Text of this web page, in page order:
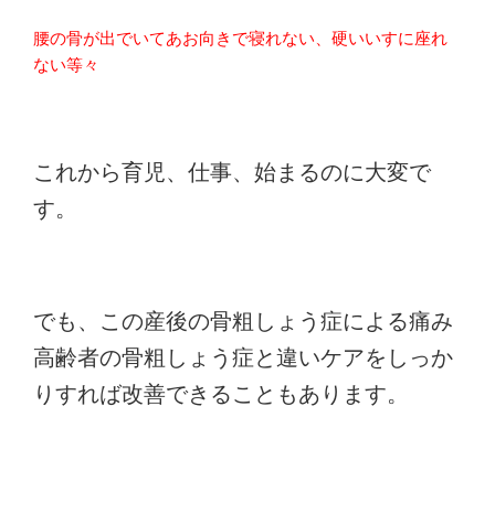
腰の骨が出でいてあお向きで寝れない、硬いいすに座れ
ない等々
これから育児、仕事、始まるのに大変で
す。
でも、この産後の骨粗しょう症による痛み
高齢者の骨粗しょう症と違いケアをしっか
りすれば改善できることもあります。